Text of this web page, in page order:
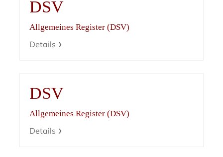
DSV
Allgemeines Register (DSV)
Details
DSV
Allgemeines Register (DSV)
Details